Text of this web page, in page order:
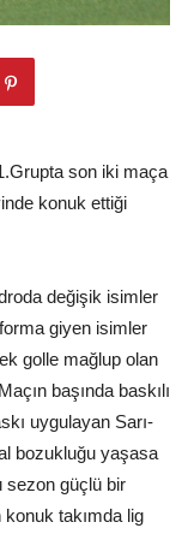
son iki maça
konuk ettiği
değişik isimler
giyen isimler
golle mağlup olan
başında baskılı
uygulayan Sarı-
bozukluğu yaşasa
sezon güçlü bir
takımda lig